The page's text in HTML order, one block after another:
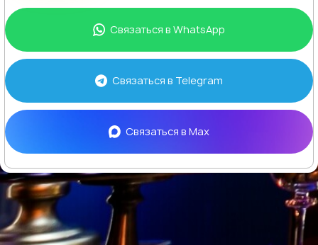
Связаться вWhatsApp
Связаться в Telegram
Связаться вMax